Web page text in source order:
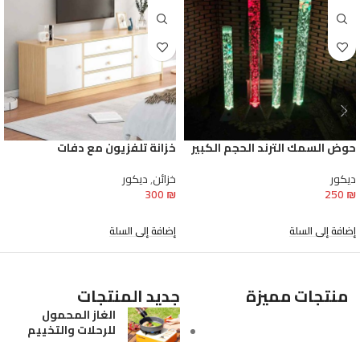
حوض السمك الترند الحجم الكبير
ديكور
250₪
إضافة إلى السلة
خزانة تلفزيون مع دفات
خزائن,ديكور
300₪
إضافة إلى السلة
منتجات مميزة جديد المنتجات
الغاز المحمول
للرحلات والتخييم